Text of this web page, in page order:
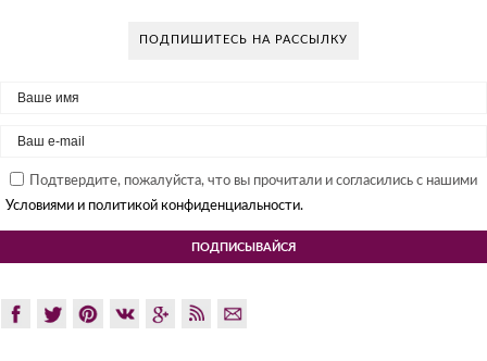
ПОДПИШИТЕСЬ НА РАССЫЛКУ
Подтвердите, пожалуйста, что вы прочитали и согласились с нашими
Условиями и политикой конфиденциальности.